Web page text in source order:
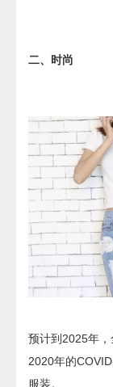
二、时尚
预计到2025年
2020年的
服装。